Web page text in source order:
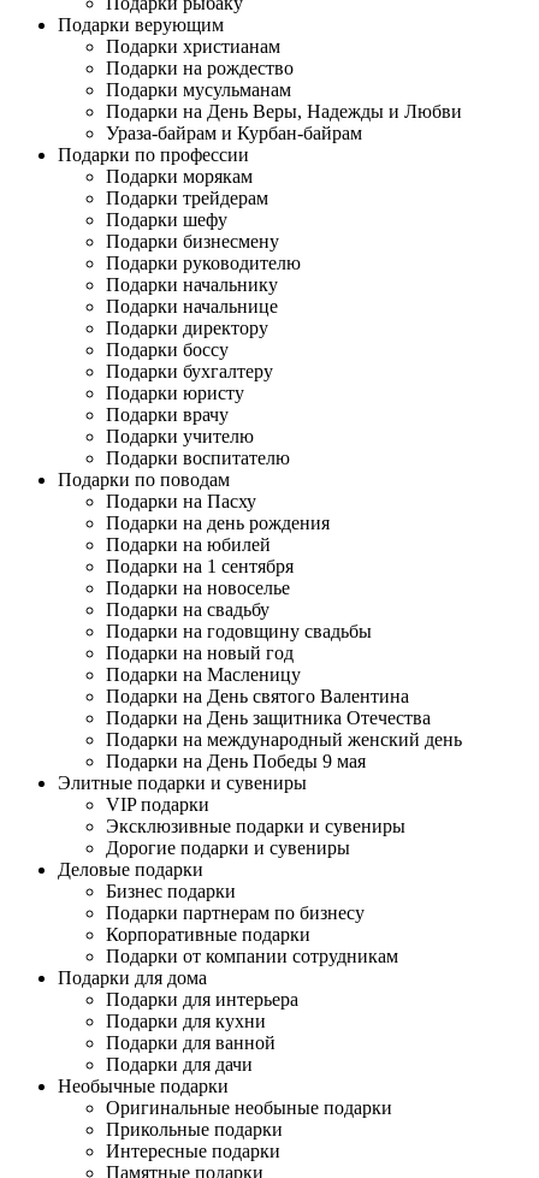
Подарки верующим
Подарки христианам
Подарки на рождество
Подарки мусульманам
Подарки на День Веры, Надежды и Любви
Ураза-байрам и Курбан-байрам
Подарки по профессии
Подарки морякам
Подарки трейдерам
Подарки шефу
Подарки бизнесмену
Подарки руководителю
Подарки начальнику
Подарки начальнице
Подарки директору
Подарки боссу
Подарки бухгалтеру
Подарки юристу
Подарки врачу
Подарки учителю
Подарки воспитателю
Подарки по поводам
Подарки на Пасху
Подарки на день рождения
Подарки на юбилей
Подарки на 1 сентября
Подарки на новоселье
Подарки на свадьбу
Подарки на годовщину свадьбы
Подарки на новый год
Подарки на Масленицу
Подарки на День святого Валентина
Подарки на День защитника Отечества
Подарки на международный женский день
Подарки на День Победы 9 мая
Элитные подарки и сувениры
VIP подарки
Эксклюзивные подарки и сувениры
Дорогие подарки и сувениры
Деловые подарки
Бизнес подарки
Подарки партнерам по бизнесу
Корпоративные подарки
Подарки от компании сотрудникам
Подарки для дома
Подарки для интерьера
Подарки для кухни
Подарки для ванной
Подарки для дачи
Необычные подарки
Оригинальные необыные подарки
Прикольные подарки
Интересные подарки
Памятные подарки